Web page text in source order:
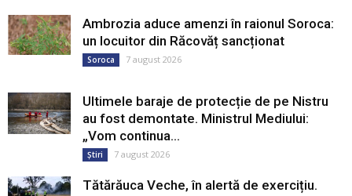
Ambrozia aduce amenzi în raionul Soroca:
un locuitor din Răcovăț sancționat
Soroca 7 august 2026
Ultimele baraje de protecție de pe Nistru
au fost demontate. Ministrul Mediului:
„Vom continua...
Știri 7 august 2026
Tătărăuca Veche, în alertă de exercițiu.